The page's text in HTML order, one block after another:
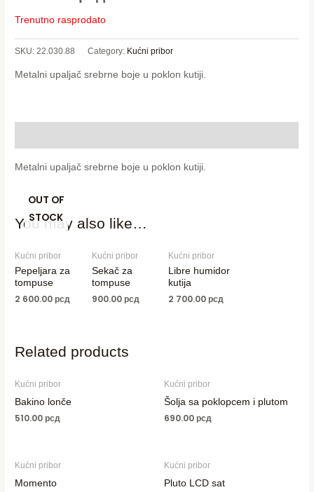
Trenutno rasprodato
SKU:22.030.88 Category: Kućni pribor
Metalni upaljač srebrne boje u poklon kutiji.
Metalni upaljač srebrne boje u poklon kutiji.
You may also like…
OUT OF
STOCK
Kućni pribor
Pepeljara za
tompuse
2 600.00рсд
Kućni pribor
Sekač za
tompuse
900.00рсд
Kućni pribor
Libre humidor
kutija
2 700.00рсд
Related products
Kućni pribor
Bakino lonče
510.00рсд
Kućni pribor
Šolja sa poklopcem i plutom
690.00рсд
Kućni pribor
Momento
Kućni pribor
Pluto LCD sat